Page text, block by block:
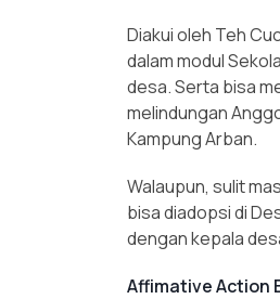
Diakui oleh Teh
dalam modul
desa. Serta bisa
melindungan
Kampung Arban.
Walaupun, sulit
bisa diadopsi di
dengan kepala
Affimative Action